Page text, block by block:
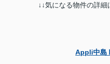
↓↓気になる物件の詳
Appli中